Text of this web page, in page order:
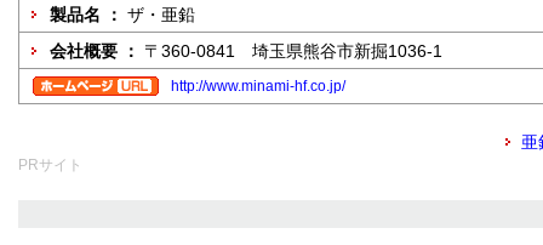
製品名 ： ザ・亜鉛
会社概要 ： 〒360-0841 埼玉県熊谷市新掘1036-1
http://www.minami-hf.co.jp/
亜
PRサイト